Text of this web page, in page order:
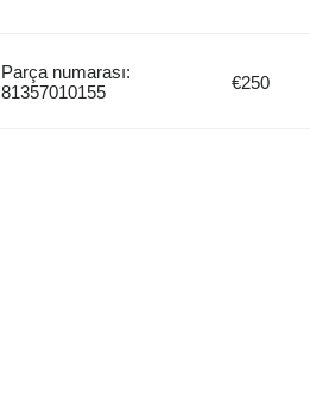
Parça numarası:
81357010155
€250